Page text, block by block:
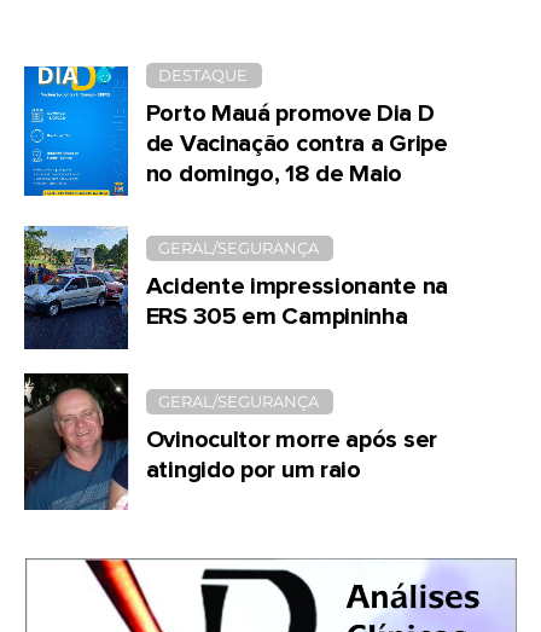
DESTAQUE
Porto Mauá promove Dia D
de Vacinação contra a Gripe
no domingo, 18 de Maio
GERAL/SEGURANÇA
Acidente impressionante na
ERS 305 em Campininha
GERAL/SEGURANÇA
Ovinocultor morre após ser
atingido por um raio